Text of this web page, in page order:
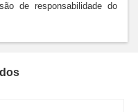
de responsabilidade do